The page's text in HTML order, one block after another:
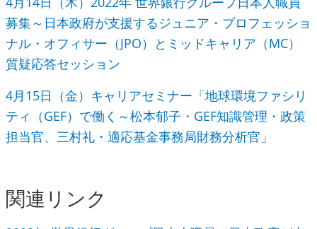
募集～日本政府が支援するジュニア・プロフェッショ
ナル・オフィサー（JPO）とミッドキャリア（MC）
質疑応答セッション
4月15日（金）キャリアセミナー「地球環境ファシリ
ティ（GEF）で働く～松本郁子・GEF知識管理・政策
担当官、三村礼・適応基金事務局財務分析官」
関連リンク